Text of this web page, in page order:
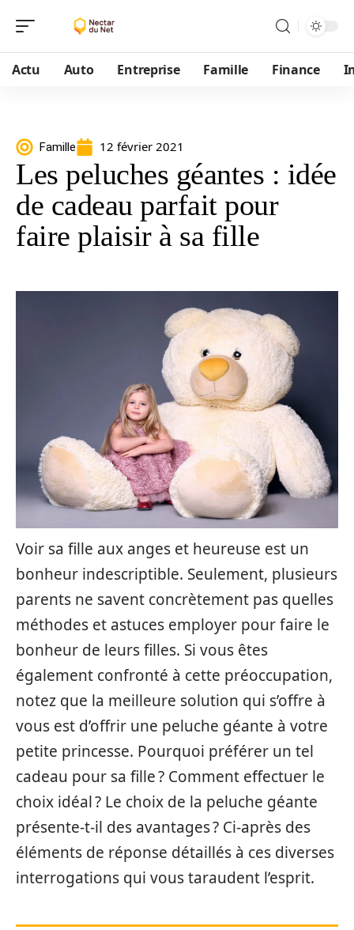
Actu Auto Entreprise Famille Finance
Famille 12 février 2021
Les peluches géantes : idée
de cadeau parfait pour
faire plaisir à sa fille
Voir sa fille aux anges et heureuse est un
bonheur indescriptible. Seulement, plusieurs
parents ne savent concrètement pas quelles
méthodes et astuces employer pour faire le
bonheur de leurs filles. Si vous êtes
également confronté à cette préoccupation,
notez que la meilleure solution qui s’offre à
vous est d’offrir une peluche géante à votre
petite princesse. Pourquoi préférer un tel
cadeau pour sa fille ? Comment effectuer le
choix idéal ? Le choix de la peluche géante
présente-t-il des avantages ? Ci-après des
éléments de réponse détaillés à ces diverses
interrogations qui vous taraudent l’esprit.